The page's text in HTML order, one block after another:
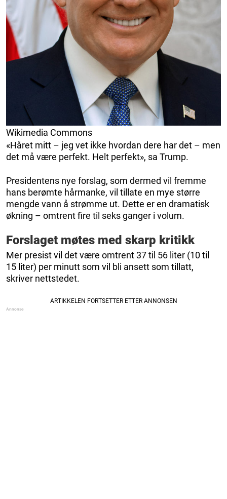
Wikimedia Commons
«Håret mitt – jeg vet ikke hvordan dere har det – men
det må være perfekt. Helt perfekt», sa Trump.
Presidentens nye forslag, som dermed vil fremme
hans berømte hårmanke, vil tillate en mye større
mengde vann å strømme ut. Dette er en dramatisk
økning – omtrent fire til seks ganger i volum.
Forslaget møtes med skarp kritikk
Mer presist vil det være omtrent 37 til 56 liter (10 til
15 liter) per minutt som vil bli ansett som tillatt,
skriver nettstedet.